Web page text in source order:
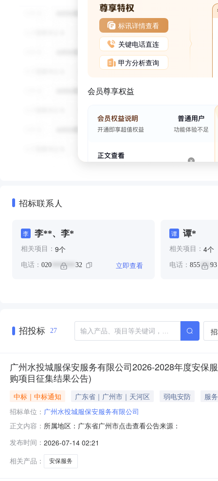
标讯详情查看
关键电话直连
甲方分析查询
会员尊享权益
招标联系人
李 李**、李*
相关项目： 9个
电话： 020 ******* 32 立即查看
谭 谭*
相关项目： 4个
电话： 855*** 93
招投标 27
广州水投城服保安服务有限公司2026-2028年度安保
购项目征集结果公告)
中标｜中标通知 广东省｜广州市｜天河区 弱电安防
服务
招标单位： 广州水投城服保安服务有限公司
正文内容： 所属地区：广东省广州市点击查看公告来源：
发布时间： 2026-07-14 02:21
相关产品：
安保服务